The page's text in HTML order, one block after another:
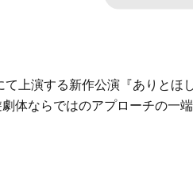
上演する新作公演『ありとほ
体ならではのアプローチの一